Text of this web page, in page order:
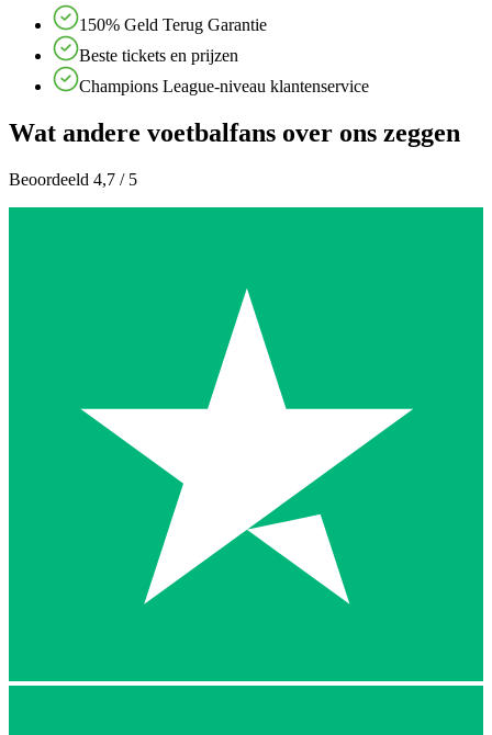
150% Geld Terug Garantie
Beste tickets en prijzen
Champions League-niveau klantenservice
Wat andere voetbalfans over ons zeggen
Beoordeeld 4,7 / 5